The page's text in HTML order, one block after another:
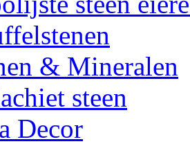
& Mineralen
steen
Decor